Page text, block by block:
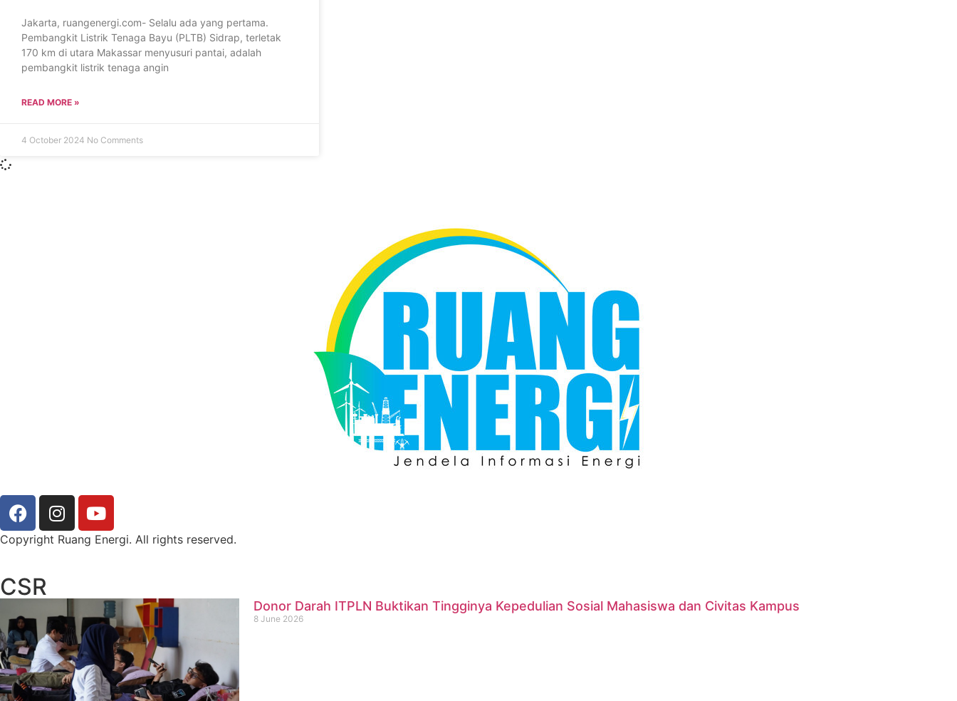
Jakarta, ruangenergi.com- Selalu ada yang pertama.
Pembangkit Listrik Tenaga Bayu (PLTB) Sidrap, terletak
170 km di utara Makassar menyusuri pantai, adalah
pembangkit listrik tenaga angin
READ MORE »
4 October 2024 No Comments
Copyright Ruang Energi. All rights reserved.
CSR
Donor Darah ITPLN Buktikan Tingginya Kepedulian Sosial Mahasiswa dan Civitas Kampus
8 June 2026